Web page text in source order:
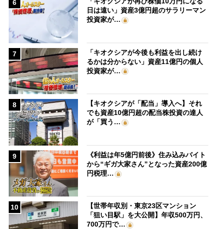
6
日は遠い」資産3億円超のサラリーマン
投資家が…
7
「キオクシアが今後も利益を出し続け
るかは分からない」資産11億円の個人
投資家が…
8
【キオクシアが「配当」導入へ】それ
でも資産10億円超の配当株投資の達人
が「買う…
9
《利益は年5億円前後》住み込みバイト
から“ギガ大家さん”となった資産200億
円税理…
10
【世帯年収別・東京23区マンション
「狙い目駅」を大公開】年収500万円、
700万円で…